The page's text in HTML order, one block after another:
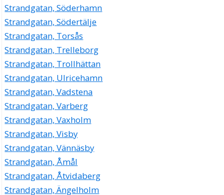
Strandgatan, Söderhamn
Strandgatan, Södertälje
Strandgatan, Torsås
Strandgatan, Trelleborg
Strandgatan, Trollhättan
Strandgatan, Ulricehamn
Strandgatan, Vadstena
Strandgatan, Varberg
Strandgatan, Vaxholm
Strandgatan, Visby
Strandgatan, Vännäsby
Strandgatan, Åmål
Strandgatan, Åtvidaberg
Strandgatan, Ängelholm